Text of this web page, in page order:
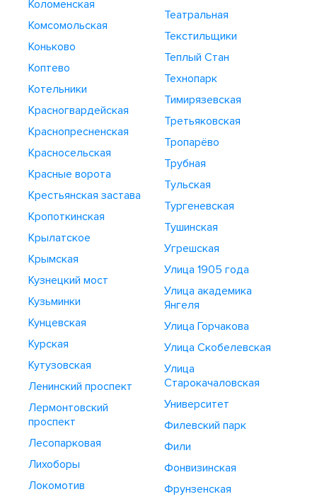
Коломенская
Комсомольская
Коньково
Коптево
Котельники
Красногвардейская
Краснопресненская
Красносельская
Красные ворота
Крестьянская застава
Кропоткинская
Крылатское
Крымская
Кузнецкий мост
Кузьминки
Кунцевская
Курская
Кутузовская
Ленинский проспект
Лермонтовский
проспект
Лесопарковая
Лихоборы
Локомотив
Театральная
Текстильщики
Теплый Стан
Технопарк
Тимирязевская
Третьяковская
Тропарёво
Трубная
Тульская
Тургеневская
Тушинская
Угрешская
Улица 1905 года
Улица академика
Янгеля
Улица Горчакова
Улица Скобелевская
Улица
Старокачаловская
Университет
Филевский парк
Фили
Фонвизинская
Фрунзенская